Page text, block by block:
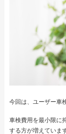
今回は、ユーザー車
車検費用を最小限に
する方が増えています